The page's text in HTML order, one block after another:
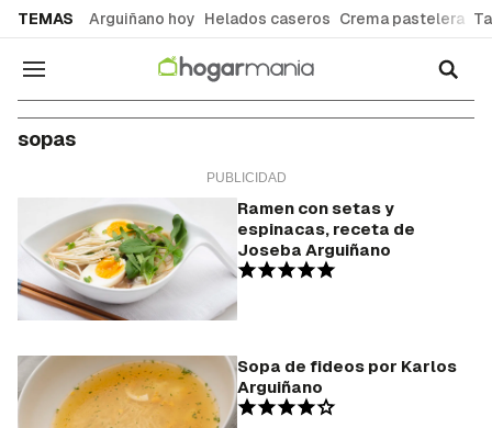
TEMAS Arguiñano hoy Helados caseros Crema pastelera
Navegación
sopas
Ramen con setas y
espinacas, receta de
Joseba Arguiñano
Sopa de fideos por Karlos
Arguiñano